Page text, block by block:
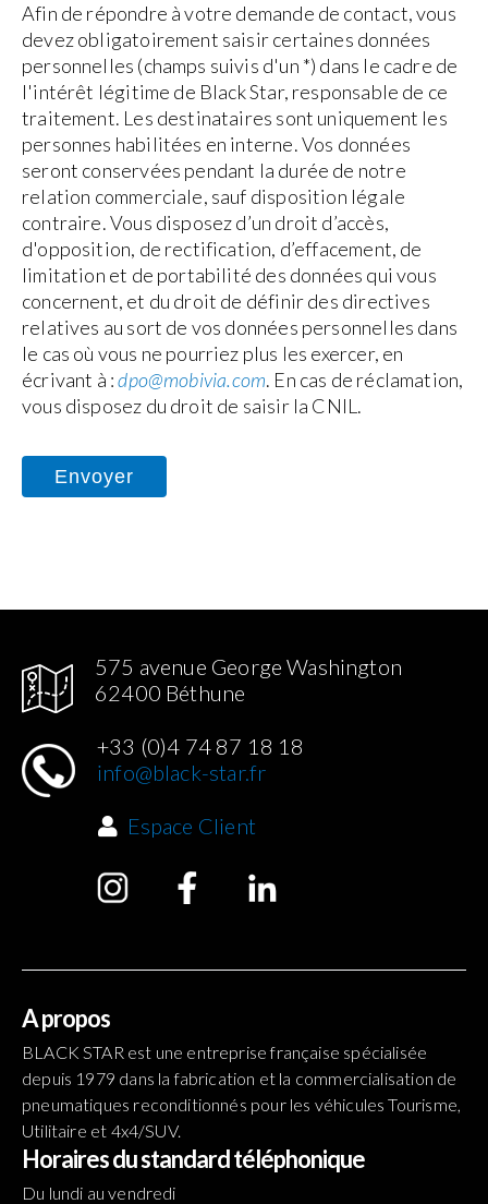
Afin de répondre à votre demande de contact, vous
devez obligatoirement saisir certaines données
personnelles (champs suivis d'un *) dans le cadre de
l'intérêt légitime de Black Star, responsable de ce
traitement. Les destinataires sont uniquement les
personnes habilitées en interne. Vos données
seront conservées pendant la durée de notre
relation commerciale, sauf disposition légale
contraire. Vous disposez d’un droit d’accès,
d'opposition, de rectification, d’effacement, de
limitation et de portabilité des données qui vous
concernent, et du droit de définir des directives
relatives au sort de vos données personnelles dans
le cas où vous ne pourriez plus les exercer, en
écrivant à :dpo@mobivia.com. En cas de réclamation,
vous disposez du droit de saisir la CNIL.
575 avenue George Washington
62400 Béthune
+33 (0)4 74 87 18 18
info@black-star.fr
Espace Client
A propos
BLACK STAR est une entreprise française spécialisée
depuis 1979 dans la fabrication et la commercialisation de
pneumatiques reconditionnés pour les véhicules Tourisme,
Utilitaire et 4x4/SUV.
Horaires du standard téléphonique
Du lundi au vendredi